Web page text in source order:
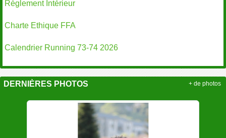
Règlement Intérieur
Charte Ethique FFA
Calendrier Running 73-74 2026
DERNIÈRES PHOTOS + de photos